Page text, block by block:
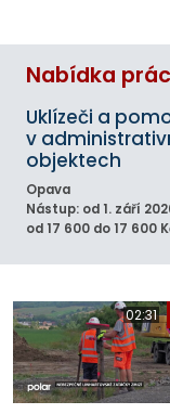
Nabídka
Uklízeči a
v
objektech
Opava
Nástup: od 1. září
od 17 600 do 17 600
02:31